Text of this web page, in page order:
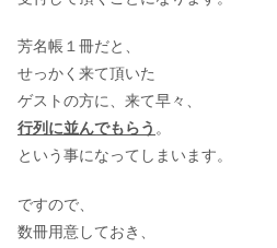
芳名帳１冊だと、
せっかく来て頂いた
ゲストの方に、来て早々、
行列に並んでもらう 。
という事になってしまいます。
ですので、
数冊用意しておき、